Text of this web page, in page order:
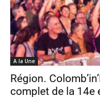
A la Une
Région.
complet de la 14e